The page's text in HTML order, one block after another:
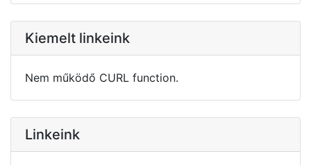
Kiemelt linkeink
Nem működő CURL function.
Linkeink